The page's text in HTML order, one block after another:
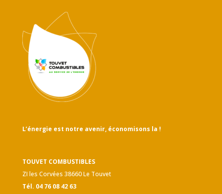
L’énergie est notre avenir, économisons la !
TOUVET COMBUSTIBLES
ZI les Corvées 38660 Le Touvet
Tél. 04 76 08 42 63